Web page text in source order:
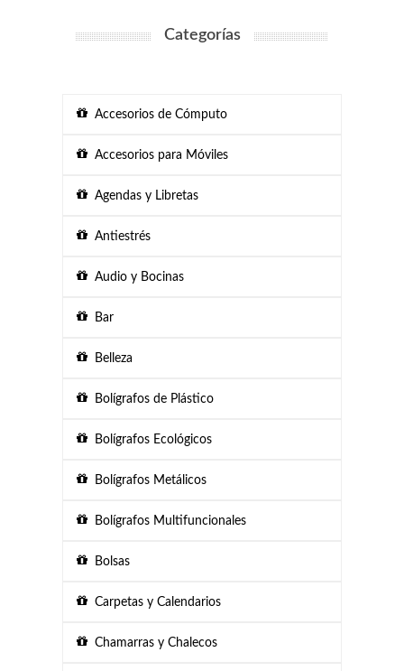
Categorías
Accesorios de Cómputo
Accesorios para Móviles
Agendas y Libretas
Antiestrés
Audio y Bocinas
Bar
Belleza
Bolígrafos de Plástico
Bolígrafos Ecológicos
Bolígrafos Metálicos
Bolígrafos Multifuncionales
Bolsas
Carpetas y Calendarios
Chamarras y Chalecos